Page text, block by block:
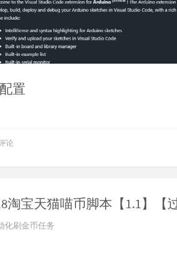
置
论
淘宝天猫喵币脚本【1.1】【
化刷金币任务